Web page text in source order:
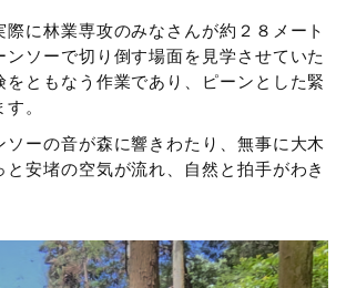
際に林業専攻のみなさんが約２８メート
ンソーで切り倒す場面を見学させていた
をともなう作業であり、ピーンとした緊
。
ソーの音が森に響きわたり、無事に大木
と安堵の空気が流れ、自然と拍手がわき